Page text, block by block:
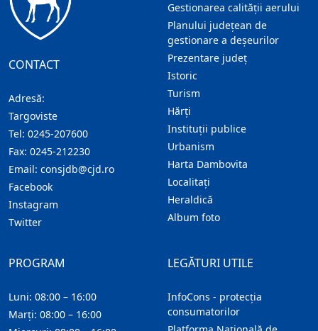
CONTACT
Adresă:
Targoviste
Tel: 0245-207600
Fax: 0245-212230
Email: consjdb@cjd.ro
Facebook
Instagram
Twitter
Gestionarea calității aerului
Planului județean de
gestionare a deșeurilor
Prezentare judeţ
Istoric
Turism
Hărţi
Instituţii publice
Urbanism
Harta Dambovita
Localitaţi
Heraldică
Album foto
LEGĂTURI UTILE
InfoCons - protecția
consumatorilor
PROGRAM
Luni: 08:00 – 16:00
Marți: 08:00 – 16:00